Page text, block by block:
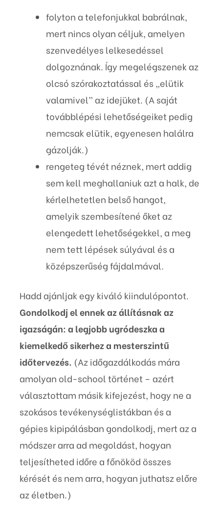
folyton a telefonjukkal babrálnak,
mert nincs olyan céljuk, amelyen
szenvedélyes lelkesedéssel
dolgoznának. Így megelégszenek az
olcsó szórakoztatással és „elütik
valamivel” az idejüket. (A saját
továbblépési lehetőségeiket pedig
nemcsak elütik, egyenesen halálra
gázolják.)
rengeteg tévét néznek, mert addig
sem kell meghallaniuk azt a halk, de
kérlelhetetlen belső hangot,
amelyik szembesítené őket az
elengedett lehetőségekkel, a meg
nem tett lépések súlyával és a
középszerűség fájdalmával.
Hadd ajánljak egy kiváló kiindulópontot.
Gondolkodj el ennek az állításnak az
igazságán: a legjobb ugródeszka a
kiemelkedő sikerhez a mesterszintű
időtervezés. (Az időgazdálkodás mára
amolyan old-school történet – azért
választottam másik kifejezést, hogy ne a
szokásos tevékenységlistákban és a
gépies kipipálásban gondolkodj, mert az a
módszer arra ad megoldást, hogyan
teljesítheted időre a főnököd összes
kérését és nem arra, hogyan juthatsz előre
az életben.)